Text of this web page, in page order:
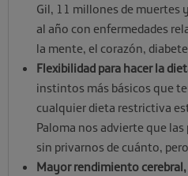
Gil, 11 millones de muertes
al año con enfermedades
la mente, el corazón,
Flexibilidad para hacer la
instintos más básicos que
cualquier dieta restrictiva
Paloma nos advierte que
sin privarnos de cuánto,
Mayor rendimiento cerebral,